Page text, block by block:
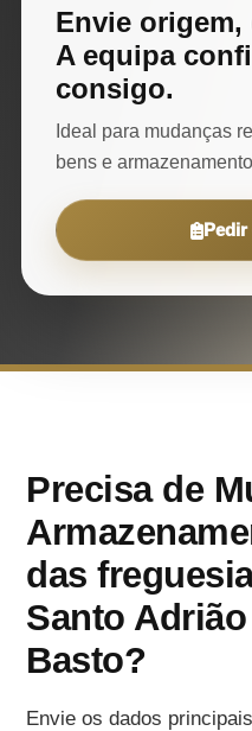
Envie origem,
A equipa
consigo.
Ideal para mudanças
bens e
Pedir
Precisa de
das
Santo Adrião
Basto?
Envie os dados